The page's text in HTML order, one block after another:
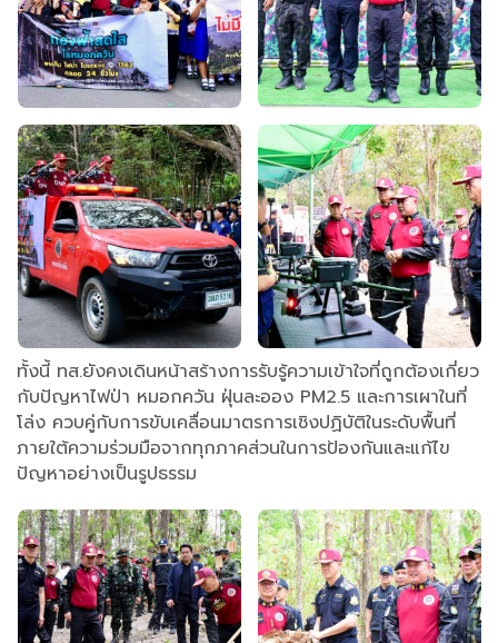
ทั้งนี้ ทส.ยังคงเดินหน้าสร้างการรับรู้ความเข้าใจที่ถูกต้องเกี่ยว
กับปัญหาไฟป่า หมอกควัน ฝุ่นละออง PM2.5 และการเผาในที่
โล่ง ควบคู่กับการขับเคลื่อนมาตรการเชิงปฏิบัติในระดับพื้นที่
ภายใต้ความร่วมมือจากทุกภาคส่วนในการป้องกันและแก้ไข
ปัญหาอย่างเป็นรูปธรรม